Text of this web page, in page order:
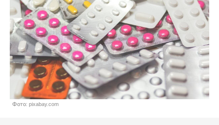
Фото: pixabay.com